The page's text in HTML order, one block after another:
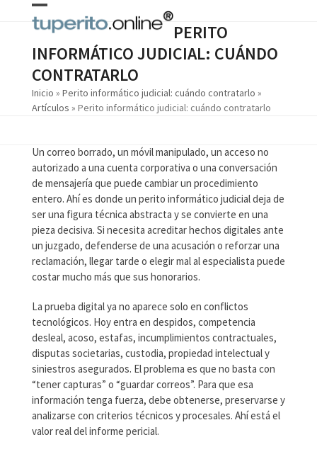
Open
mobile
menu
Close
mobile
menu
PERITO
INFORMÁTICO JUDICIAL: CUÁNDO
CONTRATARLO
Inicio » Perito informático judicial: cuándo contratarlo »
Artículos » Perito informático judicial: cuándo contratarlo
Un correo borrado, un móvil manipulado, un acceso no
autorizado a una cuenta corporativa o una conversación
de mensajería que puede cambiar un procedimiento
entero. Ahí es donde un perito informático judicial deja de
ser una figura técnica abstracta y se convierte en una
pieza decisiva. Si necesita acreditar hechos digitales ante
un juzgado, defenderse de una acusación o reforzar una
reclamación, llegar tarde o elegir mal al especialista puede
costar mucho más que sus honorarios.
La prueba digital ya no aparece solo en conflictos
tecnológicos. Hoy entra en despidos, competencia
desleal, acoso, estafas, incumplimientos contractuales,
disputas societarias, custodia, propiedad intelectual y
siniestros asegurados. El problema es que no basta con
“tener capturas” o “guardar correos”. Para que esa
información tenga fuerza, debe obtenerse, preservarse y
analizarse con criterios técnicos y procesales. Ahí está el
valor real del informe pericial.